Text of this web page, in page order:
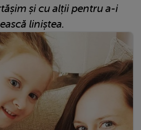
și cu alții pentru a-i
liniștea.